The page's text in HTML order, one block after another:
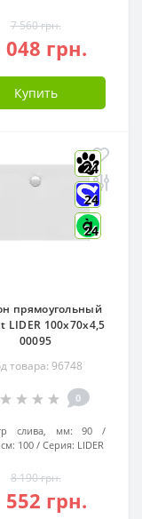
7 560 грн.
048 грн.
Купить
24
24
24
прямоугольный
LIDER 100x70x4,5
00095
товара: 96748
0
слива, мм:
90
100 Серия: LIDER
8 190 грн.
552 грн.